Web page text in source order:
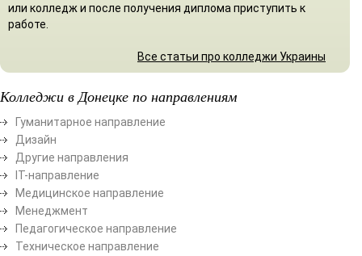
или колледж и после получения диплома приступить к
работе.
Все статьи про колледжи Украины
Колледжи в Донецке по направлениям
Гуманитарное направление
Дизайн
Другие направления
ІТ-направление
Медицинское направление
Менеджмент
Педагогическое направление
Техническое направление